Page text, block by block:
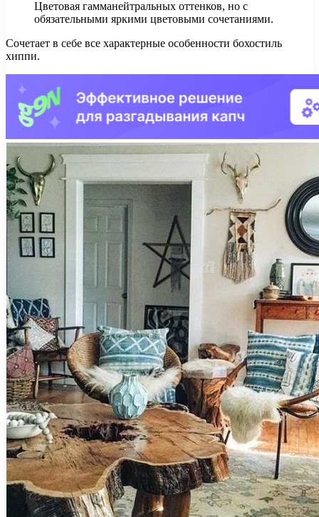
Цветовая гамманейтральных оттенков, но с
обязательными яркими цветовыми сочетаниями.
Сочетает в себе все характерные особенности бохостиль
хиппи.